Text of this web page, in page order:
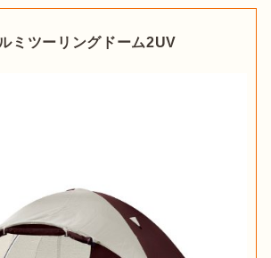
ミツーリングドーム2UV